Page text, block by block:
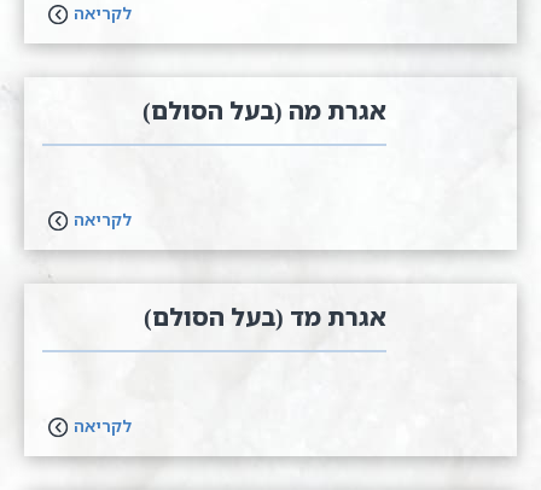
לקריאה
אגרת מה (בעל הסולם)
לקריאה
אגרת מד (בעל הסולם)
לקריאה